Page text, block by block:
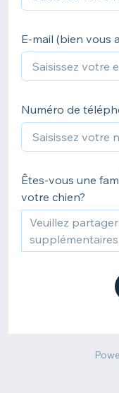
E-mail (bien vous
Numéro de
Êtes-vous une
votre chien?